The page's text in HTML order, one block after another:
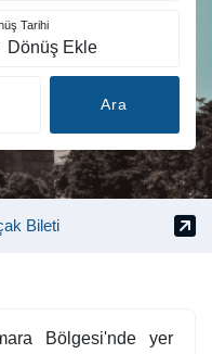
Tarihi
Dönüş Ekle
Ara
Bileti
Bölgesi'nde yer